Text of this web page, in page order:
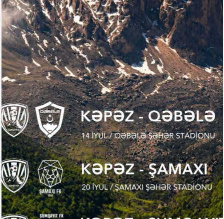
Eksklüziv
Reytinq
Döyüş
Taekvondo
Boks
Kikboks
Tayboks
Karate
Seçilmişlər
Video
Foto
Digər
Maqazin
Dünya Kuboku - 2018